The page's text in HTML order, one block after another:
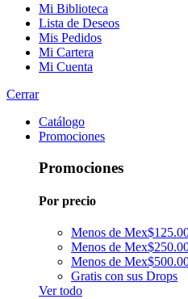
Mi Biblioteca
Lista de Deseos
Mis Pedidos
Mi Cartera
Mi Cuenta
Cerrar
Catálogo
Promociones
Promociones
Por precio
Menos de
Menos de
Menos de
Gratis con sus Drops
Ver todo